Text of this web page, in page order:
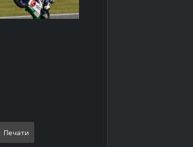
Печати